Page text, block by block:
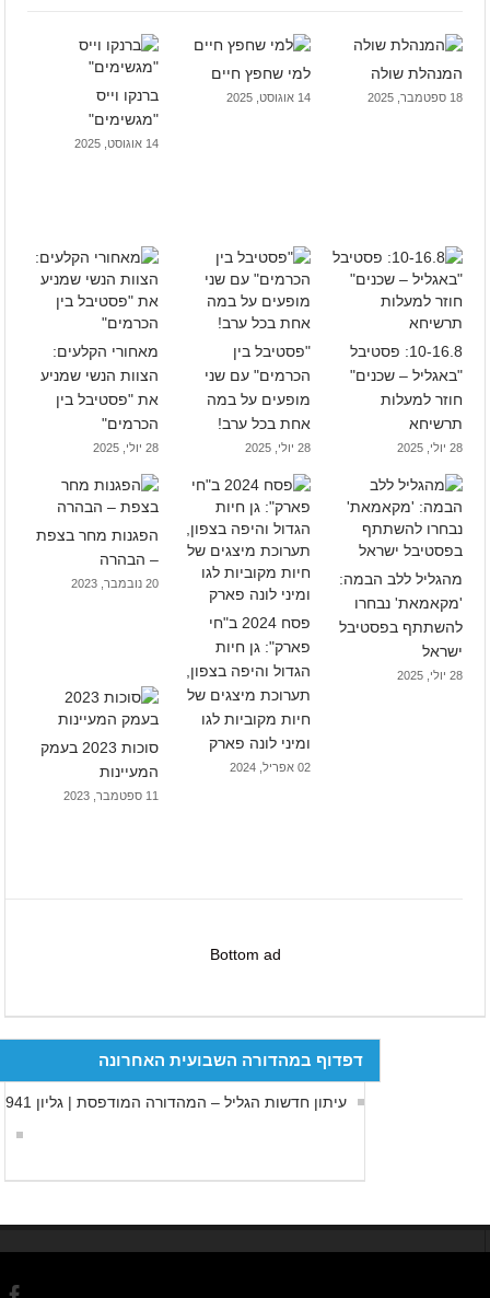
המנהלת שולה
18 ספטמבר, 2025
למי שחפץ חיים
14 אוגוסט, 2025
ברנקו וייס
"מגשימים"
14 אוגוסט, 2025
10-16.8: פסטיבל
"באגליל – שכנים"
חוזר למעלות
תרשיחא
28 יולי, 2025
"פסטיבל בין
הכרמים" עם שני
מופעים על במה
אחת בכל ערב!
28 יולי, 2025
מאחורי הקלעים:
הצוות הנשי שמניע
את "פסטיבל בין
הכרמים"
28 יולי, 2025
מהגליל ללב הבמה:
'מקאמאת' נבחרו
להשתתף בפסטיבל
ישראל
28 יולי, 2025
פסח 2024 ב"חי
פארק": גן חיות
הגדול והיפה בצפון,
תערוכת מיצגים של
חיות מקוביות לגו
ומיני לונה פארק
02 אפריל, 2024
הפגנות מחר בצפת
– הבהרה
20 נובמבר, 2023
סוכות 2023 בעמק
המעיינות
11 ספטמבר, 2023
Bottom ad
דפדוף במהדורה השבועית האחרונה
עיתון חדשות הגליל – המהדורה המודפסת | גליון 941